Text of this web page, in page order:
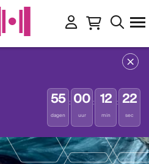
55
dagen
: 00
uur
: 12
min
: 22
sec